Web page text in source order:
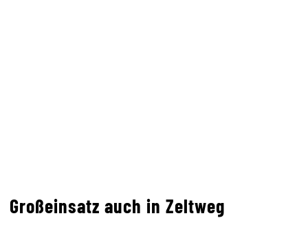
Großeinsatz auch in Zeltweg